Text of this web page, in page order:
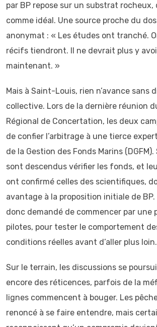
par BP repose sur un substrat rocheux,
comme idéal. Une source proche du
anonymat : « Les études ont tranché.
récifs tiendront. Il ne devrait plus y
maintenant. »
Mais à Saint-Louis, rien n’avance sans
collective. Lors de la dernière réunion
Régional de Concertation, les deux
de confier l’arbitrage à une tierce
de la Gestion des Fonds Marins
sont descendus vérifier les fonds, et
ont confirmé celles des scientifiques,
avantage à la proposition initiale de
donc demandé de commencer par une
pilotes, pour tester le comportement
conditions réelles avant d’aller plus loin.
Sur le terrain, les discussions se
encore des réticences, parfois de la
lignes commencent à bouger. Les
renoncé à se faire entendre, mais